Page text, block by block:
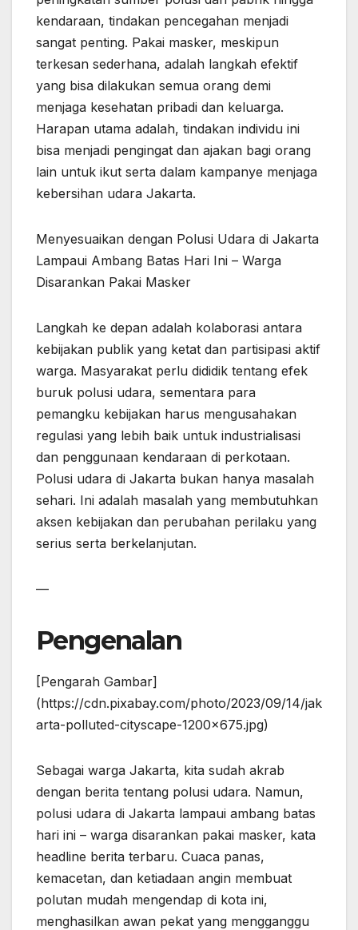
kendaraan, tindakan pencegahan menjadi
sangat penting. Pakai masker, meskipun
terkesan sederhana, adalah langkah efektif
yang bisa dilakukan semua orang demi
menjaga kesehatan pribadi dan keluarga.
Harapan utama adalah, tindakan individu ini
bisa menjadi pengingat dan ajakan bagi orang
lain untuk ikut serta dalam kampanye menjaga
kebersihan udara Jakarta.
Menyesuaikan dengan Polusi Udara di Jakarta
Lampaui Ambang Batas Hari Ini – Warga
Disarankan Pakai Masker
Langkah ke depan adalah kolaborasi antara
kebijakan publik yang ketat dan partisipasi aktif
warga. Masyarakat perlu dididik tentang efek
buruk polusi udara, sementara para
pemangku kebijakan harus mengusahakan
regulasi yang lebih baik untuk industrialisasi
dan penggunaan kendaraan di perkotaan.
Polusi udara di Jakarta bukan hanya masalah
sehari. Ini adalah masalah yang membutuhkan
aksen kebijakan dan perubahan perilaku yang
serius serta berkelanjutan.
—
Pengenalan
[Pengarah Gambar]
(https://cdn.pixabay.com/photo/2023/09/14/jak
arta-polluted-cityscape-1200×675.jpg)
Sebagai warga Jakarta, kita sudah akrab
dengan berita tentang polusi udara. Namun,
polusi udara di Jakarta lampaui ambang batas
hari ini – warga disarankan pakai masker, kata
headline berita terbaru. Cuaca panas,
kemacetan, dan ketiadaan angin membuat
polutan mudah mengendap di kota ini,
menghasilkan awan pekat yang mengganggu